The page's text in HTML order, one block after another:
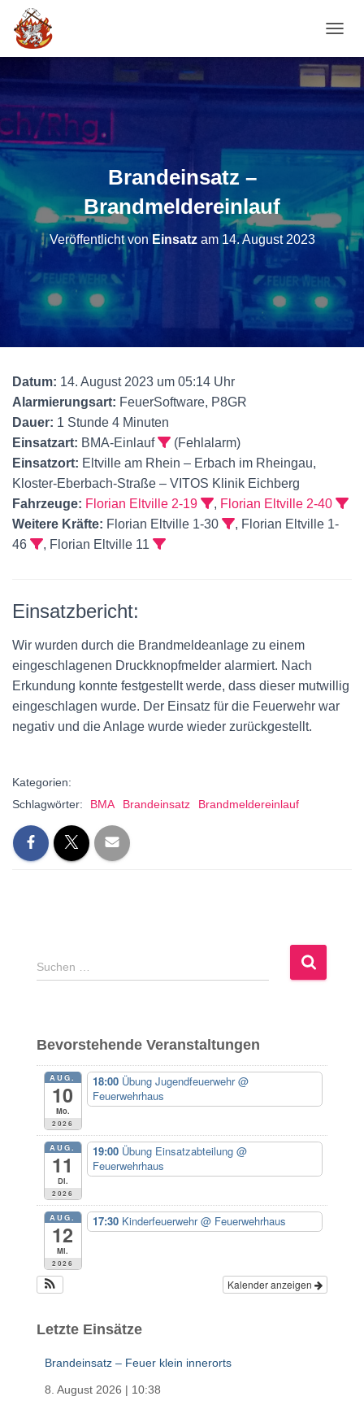
Brandeinsatz –
Brandmeldereinlauf
Veröffentlicht von Einsatzam 14. August 2023
Datum: 14. August 2023 um 05:14 Uhr
Alarmierungsart: FeuerSoftware, P8GR
Dauer: 1 Stunde 4 Minuten
Einsatzart: BMA-Einlauf
(Fehlalarm)
Einsatzort: Eltville am Rhein – Erbach im Rheingau,
Kloster-Eberbach-Straße – VITOS Klinik Eichberg
Fahrzeuge: Florian Eltville 2-19 , Florian Eltville 2-40
Weitere Kräfte: Florian Eltville 1-30
, Florian Eltville 1-
46
, Florian Eltville 11
Einsatzbericht:
Wir wurden durch die Brandmeldeanlage zu einem
eingeschlagenen Druckknopfmelder alarmiert. Nach
Erkundung konnte festgestellt werde, dass dieser mutwillig
eingeschlagen wurde. Der Einsatz für die Feuerwehr war
negativ und die Anlage wurde wieder zurückgestellt.
Kategorien:
Schlagwörter:
BMA Brandeinsatz Brandmeldereinlauf
S
u
n
n
:
Suchen …
Bevorstehende Veranstaltungen
AUG.
10
Mo.
2026
18:00 Übung Jugendfeuerwehr@
Feuerwehrhaus
AUG.
11
Di.
2026
19:00 Übung Einsatzabteilung @
Feuerwehrhaus
AUG.
12
Mi.
2026
17:30 Kinderfeuerwehr@ Feuerwehrhaus
Kalender anzeigen
Letzte Einsätze
Brandeinsatz – Feuer klein innerorts
8. August 2026 | 10:38